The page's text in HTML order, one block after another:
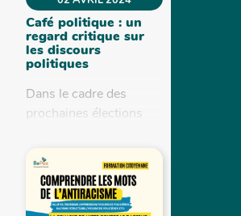
Café politique : un
regard critique sur
les discours
politiques
Dans le cadre des
prochaines élections
à notre second Café
Politique !...